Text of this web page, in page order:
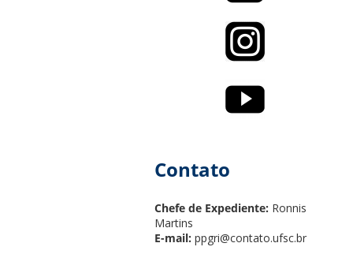
Contato
Chefe de Expediente: Ronnis
Martins
E-mail: ppgri@contato.ufsc.br